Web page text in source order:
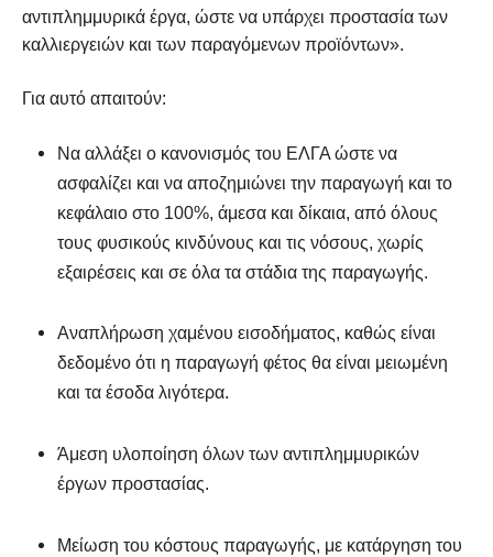
αντιπλημμυρικά έργα, ώστε να υπάρχει προστασία των
καλλιεργειών και των παραγόμενων προϊόντων».
Για αυτό απαιτούν:
Να αλλάξει ο κανονισμός του ΕΛΓΑ ώστε να
ασφαλίζει και να αποζημιώνει την παραγωγή και το
κεφάλαιο στο 100%, άμεσα και δίκαια, από όλους
τους φυσικούς κινδύνους και τις νόσους, χωρίς
εξαιρέσεις και σε όλα τα στάδια της παραγωγής.
Αναπλήρωση χαμένου εισοδήματος, καθώς είναι
δεδομένο ότι η παραγωγή φέτος θα είναι μειωμένη
και τα έσοδα λιγότερα.
Άμεση υλοποίηση όλων των αντιπλημμυρικών
έργων προστασίας.
Μείωση του κόστους παραγωγής, με κατάργηση του